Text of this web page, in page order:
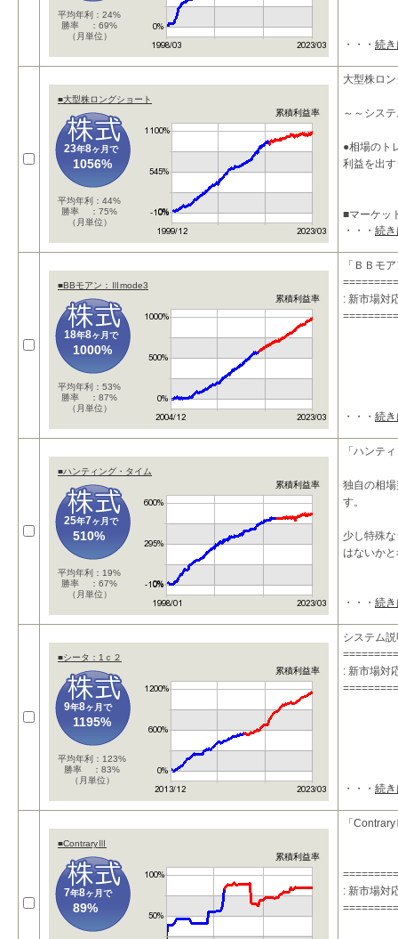
平均年利：24%
勝率 ：69%
（月単位）
・・・ 続
■大型株ロングショート
累積利益率
23年8ヶ月で
1056%
平均年利：44%
勝率 ：75%
（月単位）
大型株ロ
～～シス
●相場のト
利益を出
■マーケッ
・・・ 続
■BBモアン：Ⅲmode3
累積利益率
18年8ヶ月で
1000%
平均年利：53%
勝率 ：87%
（月単位）
「ＢＢモ
: 新市場対
・・・ 続
■ハンティング・タイム
累積利益率
25年7ヶ月で
510%
平均年利：19%
勝率 ：67%
（月単位）
「ハンテ
独自の相
す。
少し特殊
はないか
■独自
・・・ 続
■シータ：1ｃ２
累積利益率
9年8ヶ月で
1195%
平均年利：123%
勝率 ：83%
（月単位）
システム
: 新市場対
・・・ 続
■ContraryⅢ
累積利益率
7年8ヶ月で
89%
「
: 新市場対